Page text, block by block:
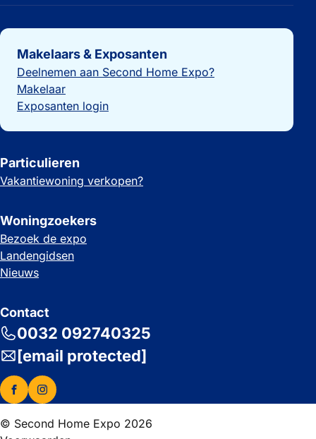
Belangrijke links
Makelaars & Exposanten
Deelnemen aan Second Home Expo?
Makelaar
Exposanten login
Particulieren
Vakantiewoning verkopen?
Woningzoekers
Bezoek de expo
Landengidsen
Nieuws
Contact
0032 092740325
[email protected]
© Second Home Expo 2026